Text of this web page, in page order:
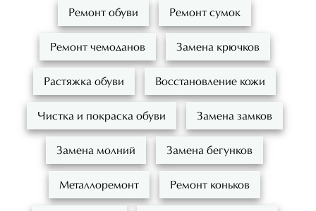
Ремонт обуви Ремонт сумок
Ремонт чемоданов Замена крючков
Растяжка обуви Восстановление кожи
Чистка и покраска обуви Замена замков
Замена молний Замена бегунков
Металлоремонт Ремонт коньков